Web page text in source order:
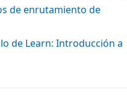
de enrutamiento de
de Learn: Introducción a